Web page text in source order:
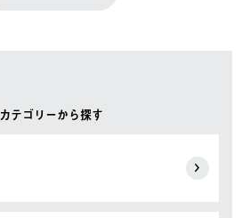
カテゴリーから探す